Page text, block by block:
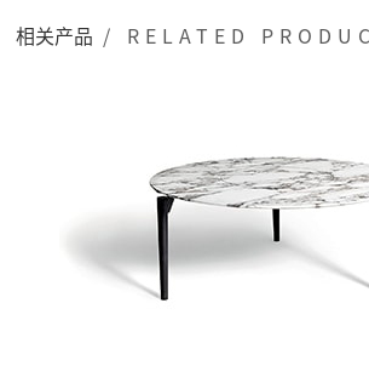
相关产品 / RELATED